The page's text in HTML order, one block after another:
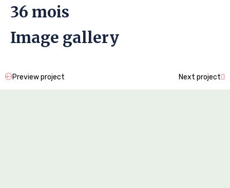
36 mois
Image gallery
Preview project Next project